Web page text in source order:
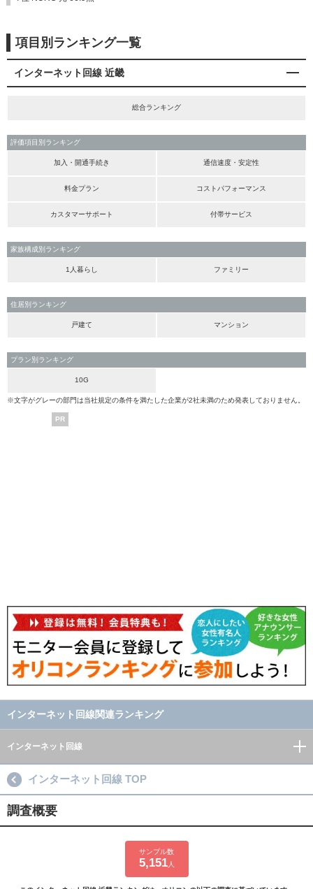
項目別ランキング一覧
インターネット回線 近畿
総合ランキング
評価項目別ランキング
加入・開通手続き 通信速度・安定性
料金プラン コストパフォーマンス
カスタマーサポート 付帯サービス
家族構成別ランキング
1人暮らし ファミリー
住居別ランキング
戸建て マンション
プラン別ランキング
10G
※文字がグレーの部門は当社規定の条件を満たした企業が2社未満のため発表しておりません。
PR
インターネット回線関連ランキング
インターネット回線
インターネット回線 TOP
調査概要
サンプル数
5,151人